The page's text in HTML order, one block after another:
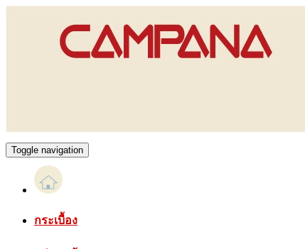
Toggle navigation
กระเบื้อง